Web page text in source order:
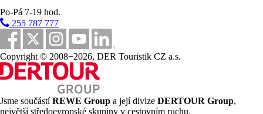
Po-Pá 7-19 hod.
255 787 777
Copyright © 2008−2026, DER Touristik CZ a.s.
Jsme součástíREWE Group a její divize DERTOUR Group,
největší středoevropské skupiny v cestovním ruchu.